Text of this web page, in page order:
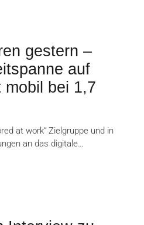
gestern –
auf
mobil bei 1,7
at work“ Zielgruppe und in
an das digitale…